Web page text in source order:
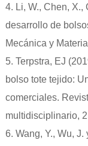
4. Li, W., Chen, X.,
desarrollo de
Mecánica y
5. Terpstra, EJ
bolso tote tejido:
comerciales.
multidisciplinario,
6. Wang, Y., Wu,